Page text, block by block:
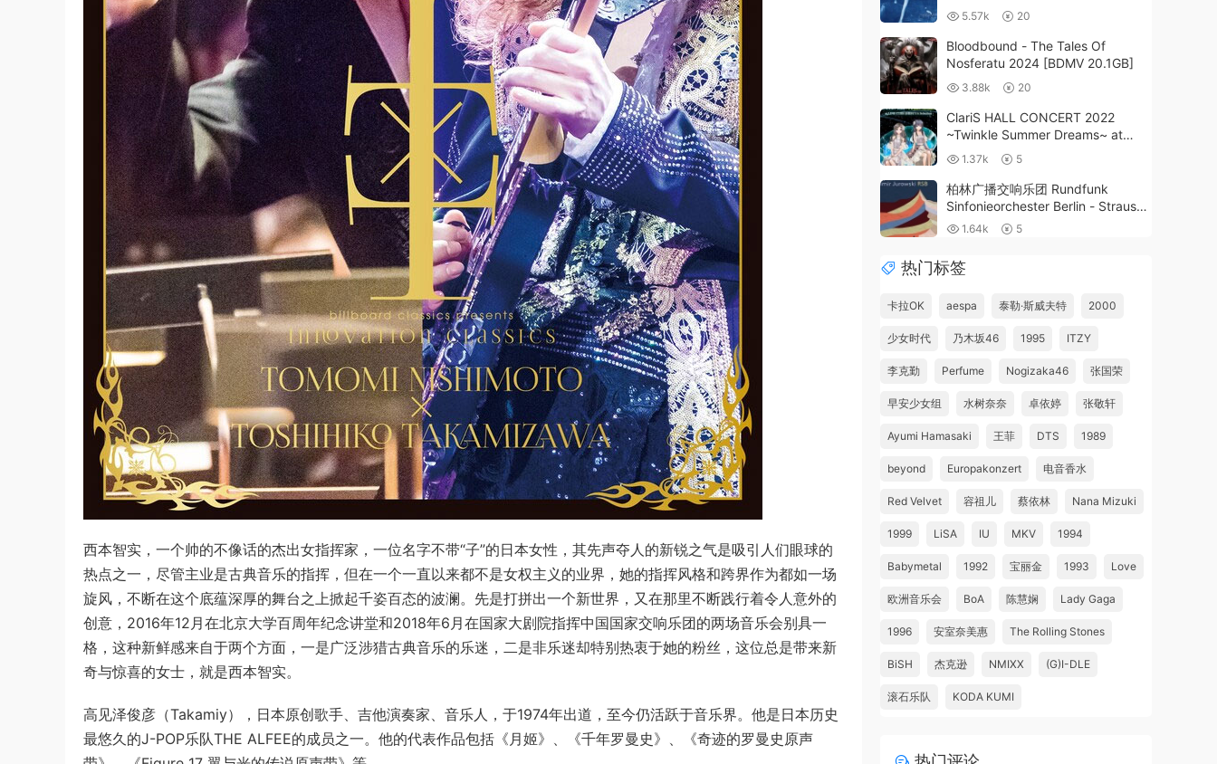
西本智实，一个帅的不像话的杰出女指挥家，一位名字不带“子”的日本女性，其先声夺人的新锐之气是吸引人们眼球的
热点之一，尽管主业是古典音乐的指挥，但在一个一直以来都不是女权主义的业界，她的指挥风格和跨界作为都如一场
旋风，不断在这个底蕴深厚的舞台之上掀起千姿百态的波澜。先是打拼出一个新世界，又在那里不断践行着令人意外的
创意，2016年12月在北京大学百周年纪念讲堂和2018年6月在国家大剧院指挥中国国家交响乐团的两场音乐会别具一
格，这种新鲜感来自于两个方面，一是广泛涉猎古典音乐的乐迷，二是非乐迷却特别热衷于她的粉丝，这位总是带来新
奇与惊喜的女士，就是西本智实。
高见泽俊彦（Takamiy），日本原创歌手、吉他演奏家、音乐人，于1974年出道，至今仍活跃于音乐界。他是日本历史
最悠久的J-POP乐队THE ALFEE的成员之一。他的代表作品包括《月姬》、《千年罗曼史》、《奇迹的罗曼史原声
21.5GB》
5.57k 20
Bloodbound - The Tales Of
Nosferatu 2024 [BDMV 20.1GB]
3.88k 20
ClariS HALL CONCERT 2022
~Twinkle Summer Dreams~ at
LINE CUBE SHIBUYA Selection
2024 [24Bit/48kHz] [Hi-Res Flac
379MB]
1.37k 5
柏林广播交响乐团 Rundfunk
Sinfonieorchester Berlin - Strauss
Also sprach Zarathustra 2023
1.64k 5
热门标签
卡拉OK aespa 泰勒·斯威夫特 2000
少女时代 乃木坂46 1995 ITZY
李克勤 Perfume Nogizaka46 张国荣
早安少女组 水树奈奈 卓依婷 张敬轩
Ayumi Hamasaki 王菲 DTS 1989
beyond Europakonzert 电音香水
Red Velvet 容祖儿 蔡依林 Nana Mizuki
1999 LiSA IU MKV 1994
Babymetal 1992 宝丽金 1993 Love
欧洲音乐会 BoA 陈慧娴 Lady Gaga
1996 安室奈美惠 The Rolling Stones
BiSH 杰克逊 NMIXX (G)I-DLE
滚石乐队 KODA KUMI